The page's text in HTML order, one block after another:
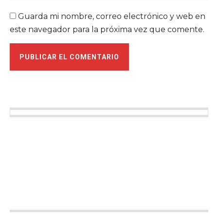
Guarda mi nombre, correo electrónico y web en
este navegador para la próxima vez que comente.